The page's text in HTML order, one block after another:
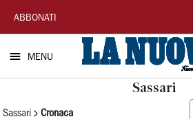
La
Nuova
Sardegna
ABBONATI
MENU
Sassari
Sassari Cronaca